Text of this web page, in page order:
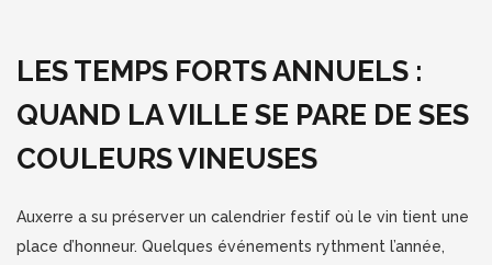
LES TEMPS FORTS ANNUELS :
QUAND LA VILLE SE PARE DE SES
COULEURS VINEUSES
Auxerre a su préserver un calendrier festif où le vin tient une
place d’honneur. Quelques événements rythment l’année,